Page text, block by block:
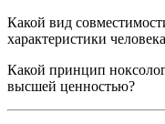
Какой вид
характеристики
Какой принцип
высшей ценностью?